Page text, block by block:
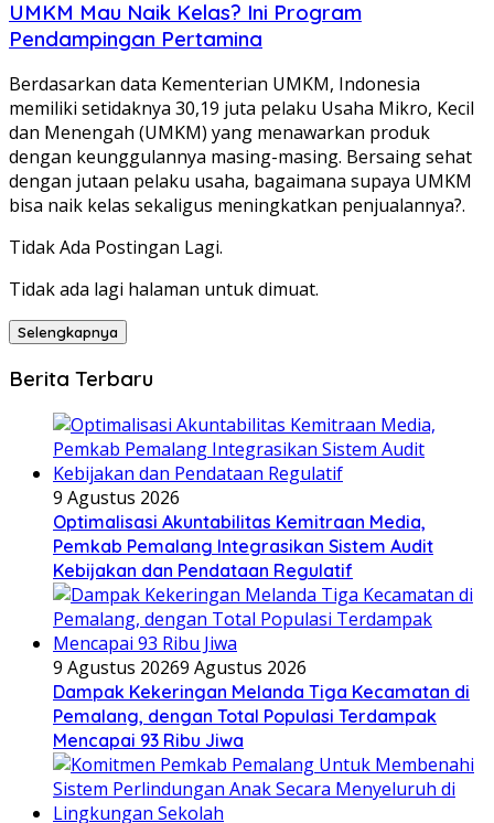
UMKM Mau Naik Kelas? Ini Program
Pendampingan Pertamina
Berdasarkan data Kementerian UMKM, Indonesia
memiliki setidaknya 30,19 juta pelaku Usaha Mikro, Kecil
dan Menengah (UMKM) yang menawarkan produk
dengan keunggulannya masing-masing. Bersaing sehat
dengan jutaan pelaku usaha, bagaimana supaya UMKM
bisa naik kelas sekaligus meningkatkan penjualannya?.
Tidak Ada Postingan Lagi.
Tidak ada lagi halaman untuk dimuat.
Selengkapnya
Berita Terbaru
9 Agustus 2026
​Optimalisasi Akuntabilitas Kemitraan Media,
Pemkab Pemalang Integrasikan Sistem Audit
Kebijakan dan Pendataan Regulatif
9 Agustus 20269 Agustus 2026
Dampak Kekeringan Melanda Tiga Kecamatan di
Pemalang, dengan Total Populasi Terdampak
Mencapai 93 Ribu Jiwa